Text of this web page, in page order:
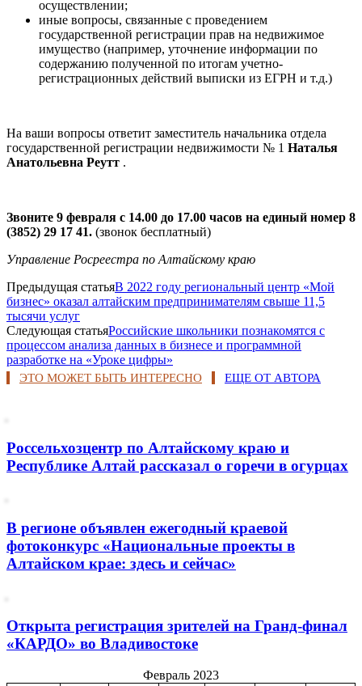
осуществлении;
иные вопросы, связанные с проведением
государственной регистрации прав на недвижимое
имущество (например, уточнение информации по
содержанию полученной по итогам учетно-
регистрационных действий выписки из ЕГРН и т.д.)
На ваши вопросы ответит заместитель начальника отдела
государственной регистрации недвижимости № 1 Наталья
Анатольевна Реутт .
Звоните 9 февраля с 14.00 до 17.00 часов на единый номер 8
(3852) 29 17 41. (звонок бесплатный)
Управление Росреестра по Алтайскому краю
Предыдущая статьяВ 2022 году региональный центр «Мой
бизнес» оказал алтайским предпринимателям свыше 11,5
тысячи услуг
Следующая статьяРоссийские школьники познакомятся с
процессом анализа данных в бизнесе и программной
разработке на «Уроке цифры»
ЭТО МОЖЕТ БЫТЬ ИНТЕРЕСНО ЕЩЕ ОТ АВТОРА
Россельхозцентр по Алтайскому краю и
Республике Алтай рассказал о горечи в огурцах
В регионе объявлен ежегодный краевой
фотоконкурс «Национальные проекты в
Алтайском крае: здесь и сейчас»
Открыта регистрация зрителей на Гранд-финал
«КАРДО» во Владивостоке
Февраль 2023